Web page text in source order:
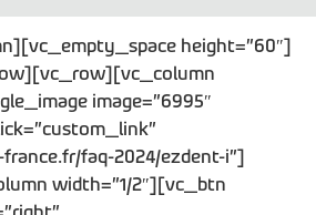
height=”60″]
image=”6995″
faq-2024/ezdent-i”]
width=”1/2″][vc_btn